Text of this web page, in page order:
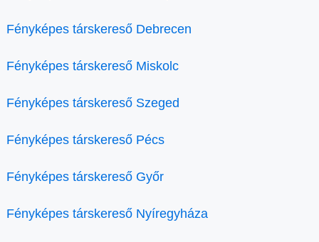
Fényképes társkereső Debrecen
Fényképes társkereső Miskolc
Fényképes társkereső Szeged
Fényképes társkereső Pécs
Fényképes társkereső Győr
Fényképes társkereső Nyíregyháza